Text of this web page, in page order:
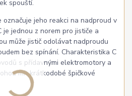
spouští.
označuje jeho reakci na nadproud v
je jednou z norem pro jističe a
může jistič odolávat nadproudu
bez spínání. Charakteristika C
s přídavnými elektromotory a
mít krátkodobé špičkové